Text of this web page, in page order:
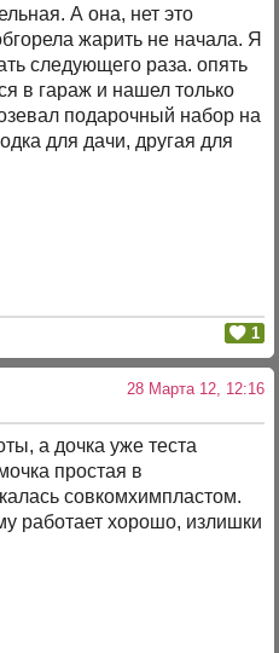
А она, нет это
жарить не начала. Я
следующего раза. опять
в гараж и нашел только
подарочный набор на
для дачи, другая для
1
28 Марта 12, 12:16
а дочка уже теста
простая в
совкомхимпластом.
работает хорошо, излишки